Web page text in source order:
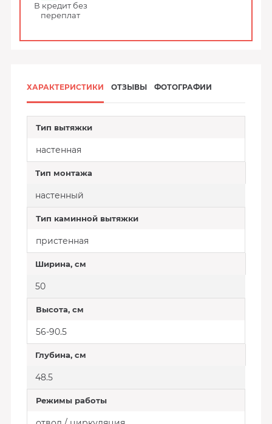
В кредит без
переплат
ХАРАКТЕРИСТИКИ ОТЗЫВЫ ФОТОГРАФИИ
Тип вытяжки
настенная
Тип монтажа
настенный
Тип каминной вытяжки
пристенная
Ширина, см
50
Высота, см
56-90.5
Глубина, см
48.5
Режимы работы